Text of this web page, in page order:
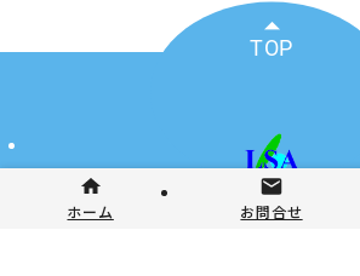
〒108-0074
TOP
ホーム お問合せ